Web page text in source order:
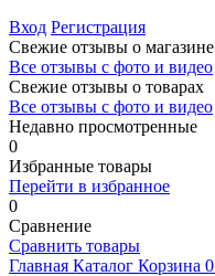
Вход Регистрация
Свежие отзывы о магазине
Все отзывы с фото и видео
Свежие отзывы о товарах
Все отзывы c фото и видео
Недавно просмотренные
0
Избранные товары
Перейти в избранное
0
Сравнение
Сравнить товары
Главная Каталог Корзина 0